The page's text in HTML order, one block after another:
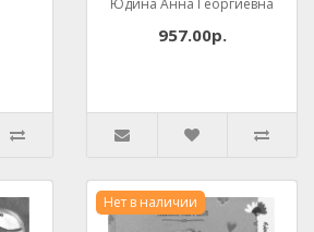
Юдина Анна Георгиевна
957.00р.
Нет в наличии